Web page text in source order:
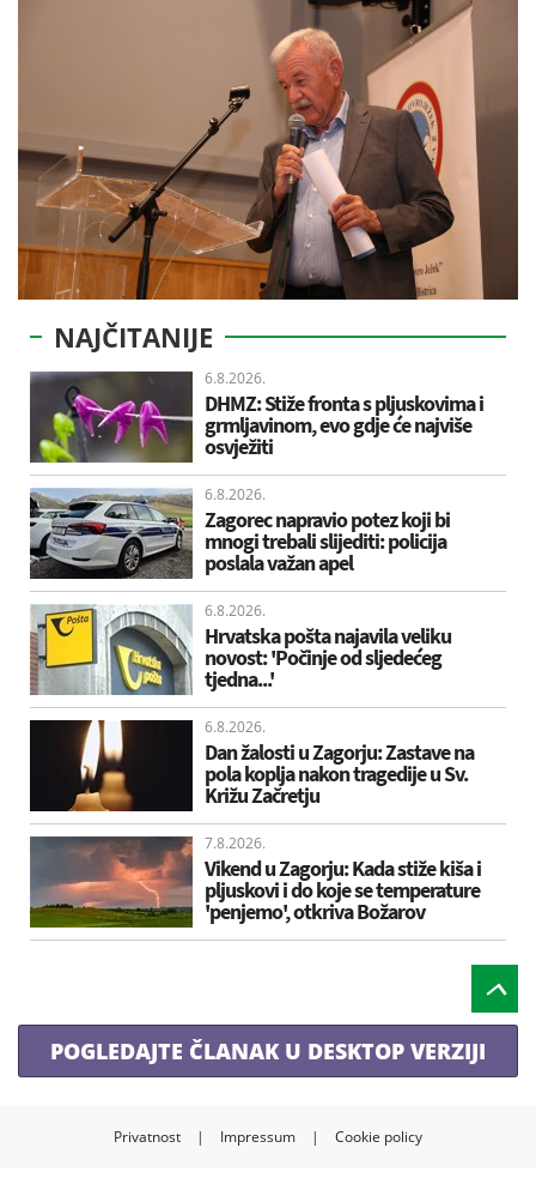
NAJČITANIJE
6.8.2026.
DHMZ: Stiže fronta s pljuskovima i
grmljavinom, evo gdje će najviše
osvježiti
6.8.2026.
Zagorec napravio potez koji bi
mnogi trebali slijediti: policija
poslala važan apel
6.8.2026.
Hrvatska pošta najavila veliku
novost: 'Počinje od sljedećeg
tjedna...'
6.8.2026.
Dan žalosti u Zagorju: Zastave na
pola koplja nakon tragedije u Sv.
Križu Začretju
7.8.2026.
Vikend u Zagorju: Kada stiže kiša i
pljuskovi i do koje se temperature
'penjemo', otkriva Božarov
POGLEDAJTE ČLANAK U DESKTOP VERZIJI
Privatnost | Impressum | Cookie policy